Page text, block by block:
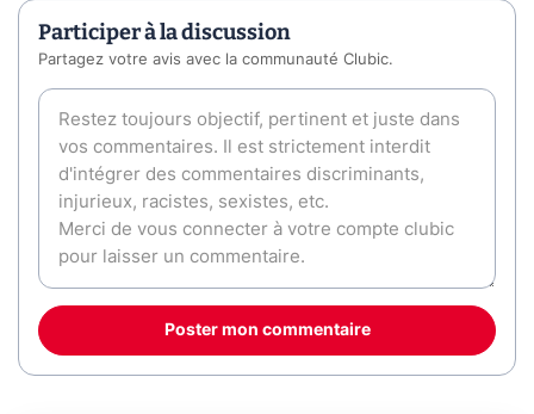
Participer à la discussion
Partagez votre avis avec la communauté Clubic.
Poster mon commentaire